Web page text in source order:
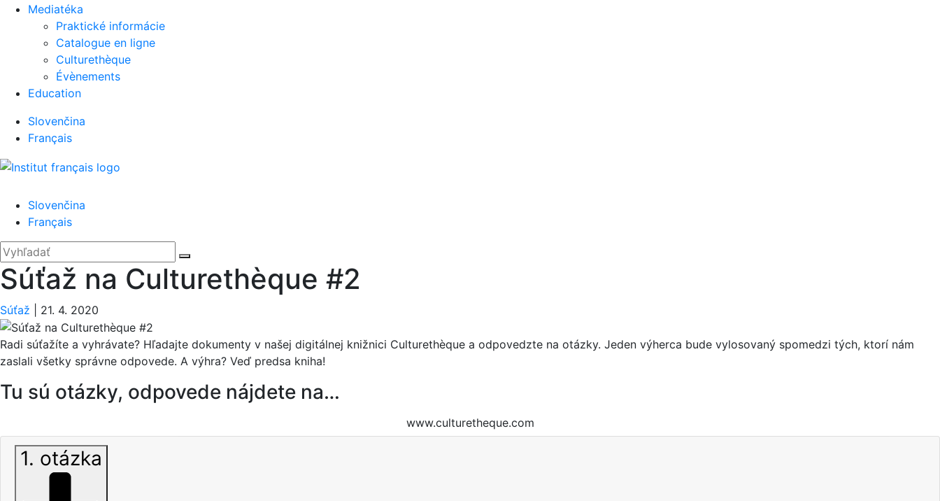
Mediatéka
Praktické informácie
Catalogue en ligne
Culturethèque
Évènements
Education
Slovenčina
Français
Slovenčina
Français
'.__('Search').'
Zatvoriť
Hľadať:
Súťaž na Culturethèque #2
Súťaž 21. 4. 2020
Radi súťažíte a vyhrávate? Hľadajte dokumenty v našej digitálnej knižnici Culturethèque a odpovedzte na otázky. Jeden výherca bude vylosovaný spomedzi tých, ktorí nám
zaslali všetky správne odpovede. A výhra? Veď predsa kniha!
Tu sú otázky, odpovede nájdete na…
www.culturetheque.com
1. otázka